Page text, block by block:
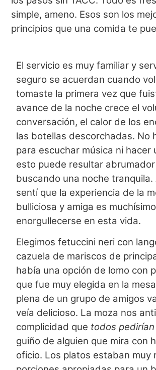
simple, ameno. Esos son los
principios que una comida te
El servicio es muy familiar y
seguro se acuerdan cuando
tomaste la primera vez que
avance de la noche crece el
conversación, el calor de los
las botellas descorchadas. No
para escuchar música ni hacer
esto puede resultar
buscando una noche tranquila.
sentí que la experiencia de la
bulliciosa y amiga es
enorgullecerse en esta vida.
Elegimos fetuccini neri con
cazuela de mariscos de
había una opción de lomo con
que fue muy elegida en la
plena de un grupo de amigos
veía delicioso. La moza nos
complicidad que todos
guiño de alguien que mira con
oficio. Los platos estaban muy